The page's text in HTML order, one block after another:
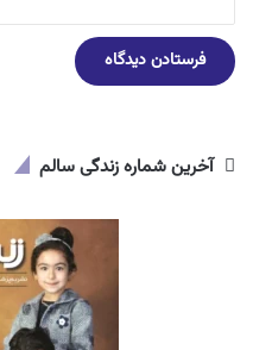
آخرین شماره زندگی سالم